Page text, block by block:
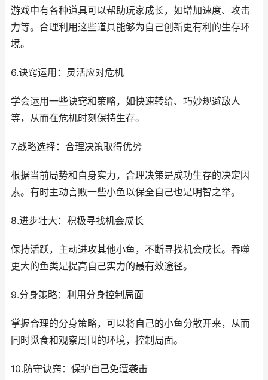
游戏中有各种道具可以帮助玩家成长，如增加速度、攻击
力等。合理利用这些道具能够为自己创新更有利的生存环
境。
6.诀窍运用：灵活应对危机
学会运用一些诀窍和策略，如快速转给、巧妙规避敌人
等，从而在危机时刻保持生存。
7.战略选择：合理决策取得优势
根据当前局势和自身实力，合理决策是成功生存的决定因
素。有时主动言败一些小鱼以保全自己也是明智之举。
8.进步壮大：积极寻找机会成长
保持活跃，主动进攻其他小鱼，不断寻找机会成长。吞噬
更大的鱼类是提高自己实力的最有效途径。
9.分身策略：利用分身控制局面
掌握合理的分身策略，可以将自己的小鱼分散开来，从而
同时觅食和观察周围的环境，控制局面。
10.防守诀窍：保护自己免遭袭击